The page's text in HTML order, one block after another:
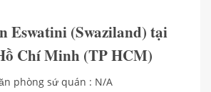
Eswatini (Swaziland) tại
Chí Minh (TP HCM)
phòng sứ quán : N/A